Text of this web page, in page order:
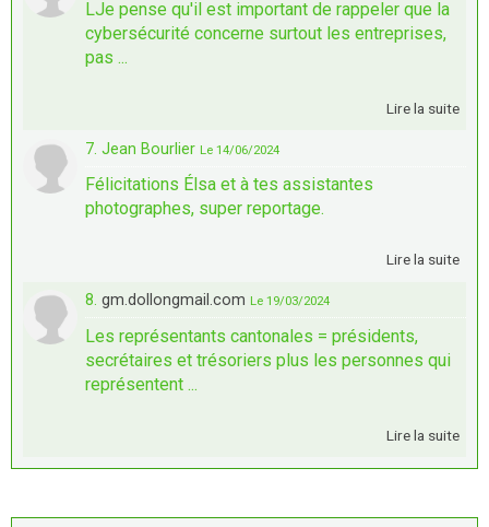
LJe pense qu'il est important de rappeler que la
cybersécurité concerne surtout les entreprises,
pas ...
Lire la suite
7. Jean Bourlier Le 14/06/2024
Félicitations Élsa et à tes assistantes
photographes, super reportage.
Lire la suite
8. gm.dollongmail.com Le 19/03/2024
Les représentants cantonales = présidents,
secrétaires et trésoriers plus les personnes qui
représentent ...
Lire la suite